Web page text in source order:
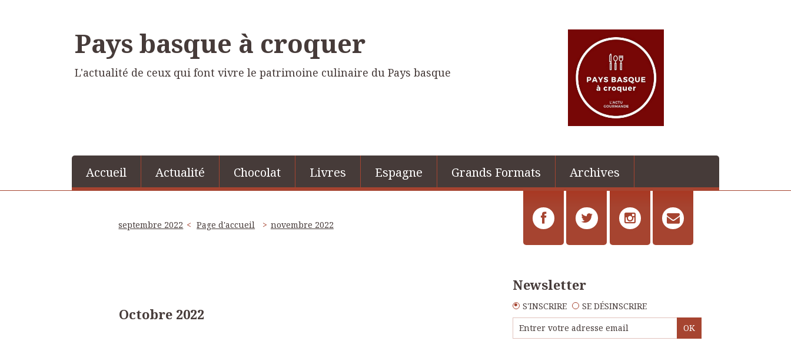
Pays basque à croquer
L'actualité de ceux qui font vivre le patrimoine culinaire du Pays basque
Accueil Actualité Chocolat Livres Espagne Grands Formats Archives
septembre 2022 Page d'accueil novembre 2022
Octobre 2022
Newsletter
S'INSCRIRE SE DÉSINSCRIRE